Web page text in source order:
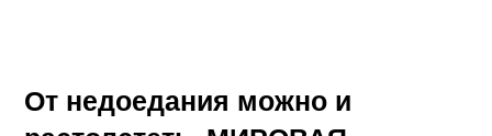
От недоедания можно и